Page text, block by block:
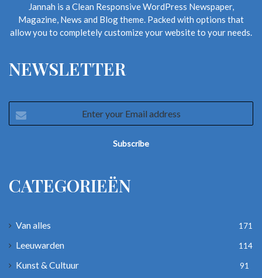
Jannah is a Clean Responsive WordPress Newspaper,
Magazine, News and Blog theme. Packed with options that
allow you to completely customize your website to your needs.
NEWSLETTER
your
CATEGORIEËN
Van alles 171
Leeuwarden 114
Kunst & Cultuur 91